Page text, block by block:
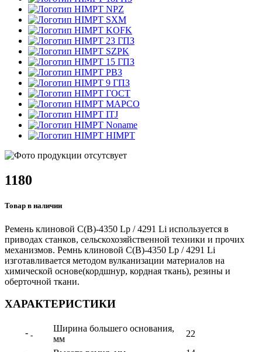
NPZ
SXM
KOFK
23 ГПЗ
SZPK
15 ГПЗ
РВЗ
9 ГПЗ
ГОСТ
MAPCO
ITJ
Noname
HIMPT
1180
Товар в наличии
Ремень клиновой С(В)-4350 Lp / 4291 Li используется в
приводах станков, сельскохозяйственной техники и прочих
механизмов. Ремнь клиновой С(В)-4350 Lp / 4291 Li
изготавливается методом вулканизации материалов на
химической основе(кордшнур, кордная ткань), резины и
оберточной ткани.
ХАРАКТЕРИСТИКИ
- -
Ширина большего основания,
мм
22